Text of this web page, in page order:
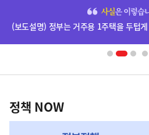
영
책
NOW,
정책 NOW